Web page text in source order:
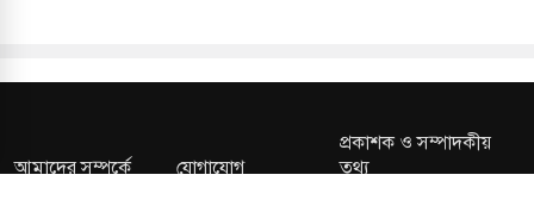
আমাদের সম্পর্কে যোগাযোগ
প্রকাশক ও সম্পাদকীয়
তথ্য